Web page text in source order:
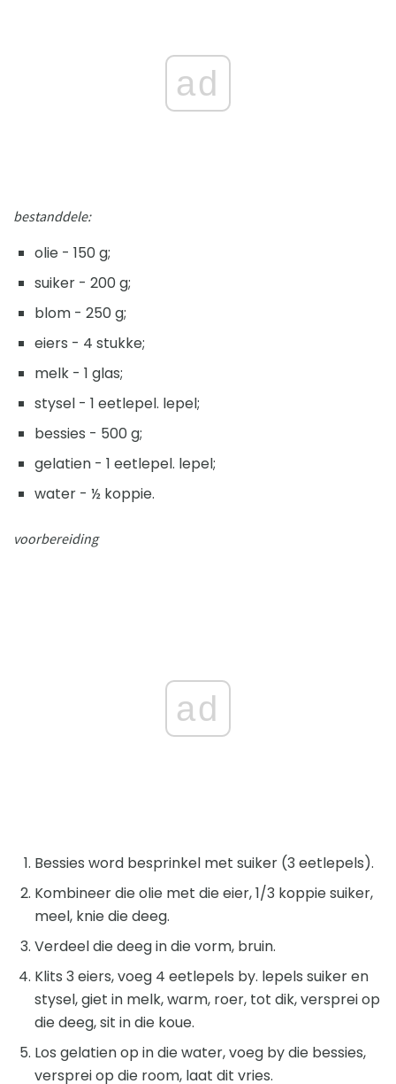
ad
bestanddele:
olie - 150 g;
suiker - 200 g;
blom - 250 g;
eiers - 4 stukke;
melk - 1 glas;
stysel - 1 eetlepel. lepel;
bessies - 500 g;
gelatien - 1 eetlepel. lepel;
water - ½ koppie.
voorbereiding
ad
Bessies word besprinkel met suiker (3 eetlepels).
Kombineer die olie met die eier, 1/3 koppie suiker,
meel, knie die deeg.
Verdeel die deeg in die vorm, bruin.
Klits 3 eiers, voeg 4 eetlepels by. lepels suiker en
stysel, giet in melk, warm, roer, tot dik, versprei op
die deeg, sit in die koue.
Los gelatien op in die water, voeg by die bessies,
versprei op die room, laat dit vries.